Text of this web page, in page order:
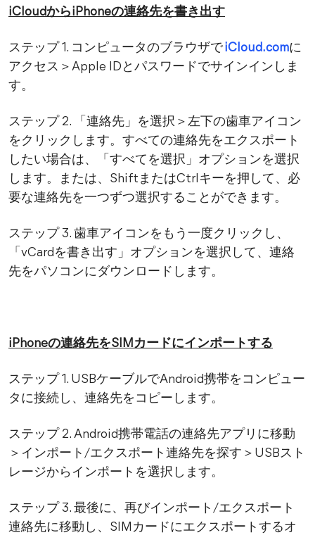
iCloudからiPhoneの連絡先を書き出す
ステップ 1. コンピュータのブラウザでiCloud.comに
アクセス＞Apple IDとパスワードでサインインしま
す。
ステップ 2. 「連絡先」を選択＞左下の歯車アイコン
をクリックします。すべての連絡先をエクスポート
したい場合は、「すべてを選択」オプションを選択
します。または、ShiftまたはCtrlキーを押して、必
要な連絡先を一つずつ選択することができます。
ステップ 3. 歯車アイコンをもう一度クリックし、
「vCardを書き出す」オプションを選択して、連絡
先をパソコンにダウンロードします。
iPhoneの連絡先をSIMカードにインポートする
ステップ 1. USBケーブルでAndroid携帯をコンピュー
タに接続し、連絡先をコピーします。
ステップ 2. Android携帯電話の連絡先アプリに移動
＞インポート/エクスポート連絡先を探す＞USBスト
レージからインポートを選択します。
ステップ 3. 最後に、再びインポート/エクスポート
連絡先に移動し、SIMカードにエクスポートするオ